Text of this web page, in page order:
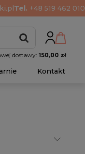
Tel. +48 519 462 010
dostawy: 150,00 zł
Kontakt